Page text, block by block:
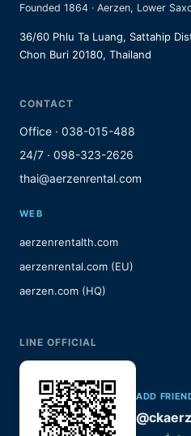
Founded 1864 · Aerzen, Lower
36/60 Phlu Ta Luang, Sattahip
Chon Buri 20180, Thailand
CONTACT
Office · 038-015-488
24/7 · 098-323-2626
thai@aerzenrental.com
WEB
aerzenrentalth.com
aerzenrental.com (EU)
aerzen.com (HQ)
LINE OFFICIAL
ADD